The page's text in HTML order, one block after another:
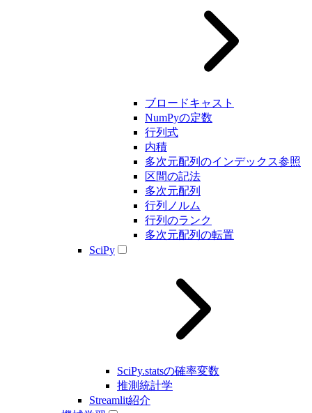
ブロードキャスト
NumPyの定数
行列式
内積
多次元配列のインデックス参照
区間の記法
多次元配列
行列ノルム
行列のランク
多次元配列の転置
SciPy
SciPy.statsの確率変数
推測統計学
Streamlit紹介